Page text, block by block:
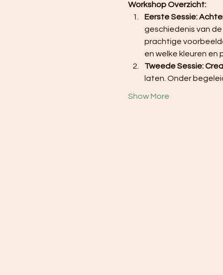
Workshop Overzicht:
Eerste Sessie:
geschiedenis van
prachtige
en welke kleuren en
Tweede Sessie:
laten. Onder
Show More